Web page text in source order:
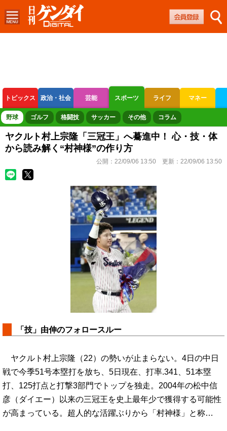
トピックス 政治・社会 芸能 スポーツ ライフ マネー
ボートレース 競輪 オートレース
野球 ゴルフ 格闘技 サッカー その他 コラム
ヤクルト村上宗隆「三冠王」へ驀進中！ 心・技・体
から読み解く“村神様”の作り方
公開： 22/09/06 13:50 更新： 22/09/06 13:50
「技」由伸のフォロースルー
ヤクルト村上宗隆（22）の勢いが止まらない。4日の中日
戦で今季51号本塁打を放ち、5日現在、打率.341、51本塁
打、125打点と打撃3部門でトップを独走。2004年の松中信
彦（ダイエー）以来の三冠王を史上最年少で獲得する可能性
が高まっている。超人的な活躍ぶりから「村神様」と称…